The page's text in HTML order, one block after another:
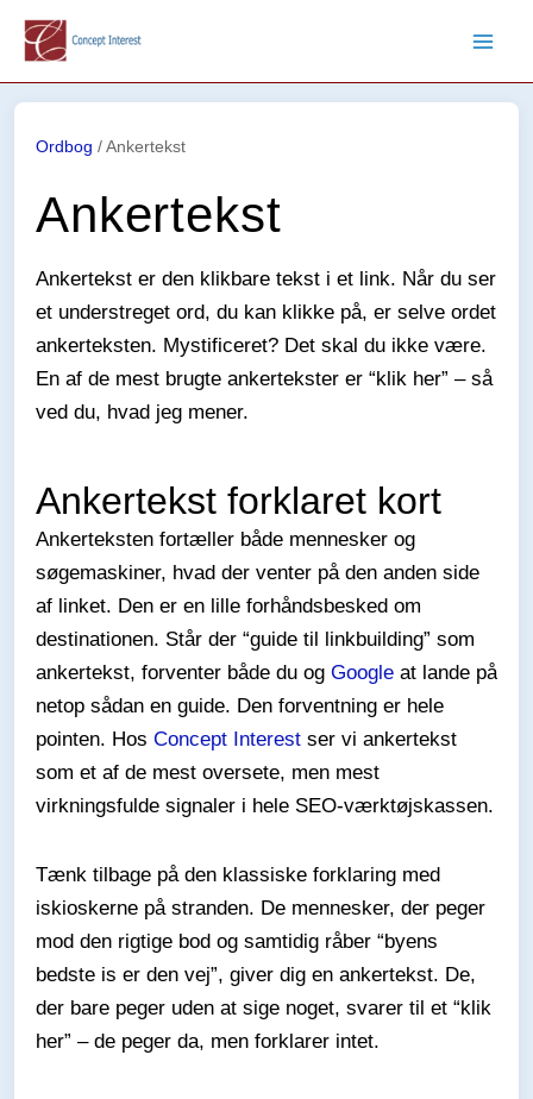
indholdet
Ordbog /Ankertekst
Ankertekst
Ankertekst er den klikbare tekst i et link. Når du ser
et understreget ord, du kan klikke på, er selve ordet
ankerteksten. Mystificeret? Det skal du ikke være.
En af de mest brugte ankertekster er “klik her” – så
ved du, hvad jeg mener.
Ankertekst forklaret kort
Ankerteksten fortæller både mennesker og
søgemaskiner, hvad der venter på den anden side
af linket. Den er en lille forhåndsbesked om
destinationen. Står der “guide til linkbuilding” som
ankertekst, forventer både du og Google at lande på
netop sådan en guide. Den forventning er hele
pointen. Hos Concept Interest ser vi ankertekst
som et af de mest oversete, men mest
virkningsfulde signaler i hele SEO-værktøjskassen.
Tænk tilbage på den klassiske forklaring med
iskioskerne på stranden. De mennesker, der peger
mod den rigtige bod og samtidig råber “byens
bedste is er den vej”, giver dig en ankertekst. De,
der bare peger uden at sige noget, svarer til et “klik
her” – de peger da, men forklarer intet.